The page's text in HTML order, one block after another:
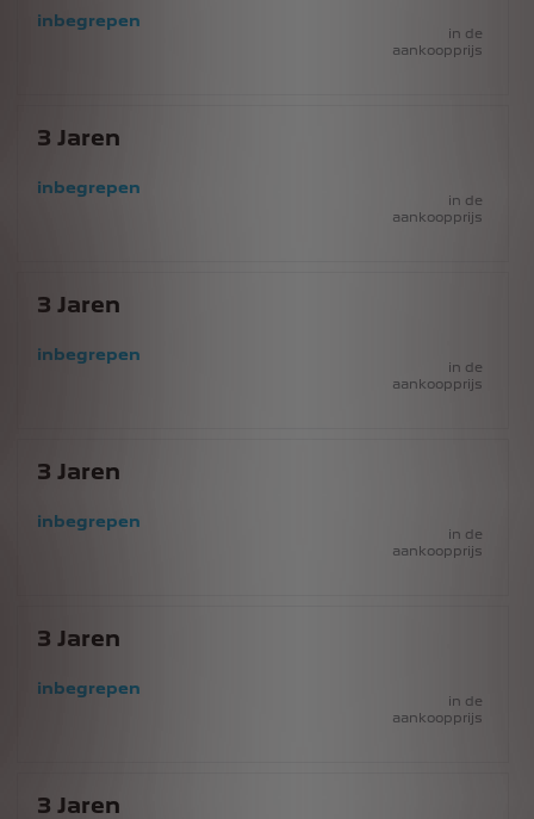
inbegrepen
in de
aankoopprijs
3 Jaren
inbegrepen
in de
aankoopprijs
3 Jaren
inbegrepen
in de
aankoopprijs
3 Jaren
inbegrepen
in de
aankoopprijs
3 Jaren
inbegrepen
in de
aankoopprijs
3 Jaren